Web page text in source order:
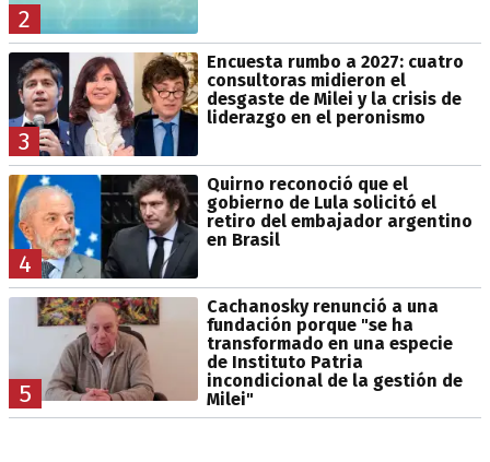
2
3
Encuesta rumbo a 2027: cuatro
consultoras midieron el
desgaste de Milei y la crisis de
liderazgo en el peronismo
4
Quirno reconoció que el
gobierno de Lula solicitó el
retiro del embajador argentino
en Brasil
5
Cachanosky renunció a una
fundación porque "se ha
transformado en una especie
de Instituto Patria
incondicional de la gestión de
Milei"